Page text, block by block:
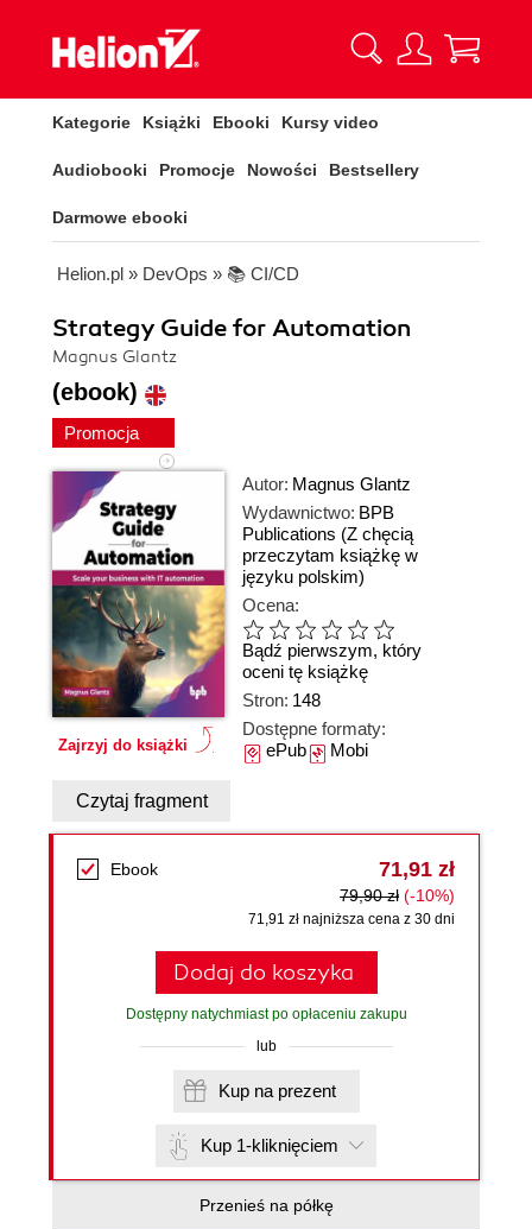
Kategorie Książki Ebooki Kursy video
Audiobooki Promocje Nowości Bestsellery
Darmowe ebooki
Helion.pl » DevOps » 📚 CI/CD
Strategy Guide for Automation
Magnus Glantz
(ebook)
Promocja
Zajrzyj do książki
Autor: Magnus Glantz
Wydawnictwo: BPB
Publications (Z chęcią
przeczytam książkę w
języku polskim)
Ocena:
Bądź pierwszym, który
oceni tę książkę
Stron: 148
Dostępne formaty:
ePubMobi
Czytaj fragment
Ebook 71,91 zł
79,90 zł (-10%)
71,91 zł najniższa cena z 30 dni
Dodaj do koszyka
Dostępny natychmiast po opłaceniu zakupu
lub
Kup na prezent
Kup 1-kliknięciem
Przenieś na półkę